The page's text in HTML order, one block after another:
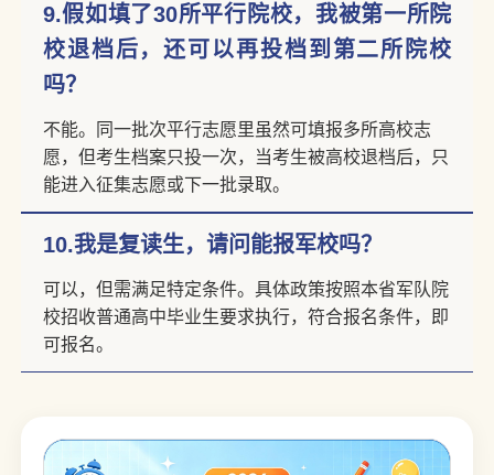
9.假如填了30所平行院校，我被第一所院
校退档后，还可以再投档到第二所院校
吗？
不能。同一批次平行志愿里虽然可填报多所高校志
愿，但考生档案只投一次，当考生被高校退档后，只
能进入征集志愿或下一批录取。
10.我是复读生，请问能报军校吗？
可以，但需满足特定条件。具体政策按照本省军队院
校招收普通高中毕业生要求执行，符合报名条件，即
可报名。